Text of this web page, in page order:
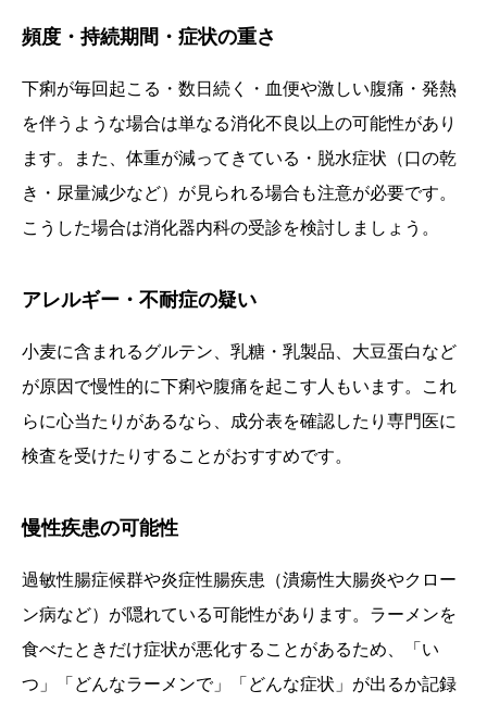
頻度・持続期間・症状の重さ
下痢が毎回起こる・数日続く・血便や激しい腹痛・発熱
を伴うような場合は単なる消化不良以上の可能性があり
ます。また、体重が減ってきている・脱水症状（口の乾
き・尿量減少など）が見られる場合も注意が必要です。
こうした場合は消化器内科の受診を検討しましょう。
アレルギー・不耐症の疑い
小麦に含まれるグルテン、乳糖・乳製品、大豆蛋白など
が原因で慢性的に下痢や腹痛を起こす人もいます。これ
らに心当たりがあるなら、成分表を確認したり専門医に
検査を受けたりすることがおすすめです。
慢性疾患の可能性
過敏性腸症候群や炎症性腸疾患（潰瘍性大腸炎やクロー
ン病など）が隠れている可能性があります。ラーメンを
食べたときだけ症状が悪化することがあるため、「い
つ」「どんなラーメンで」「どんな症状」が出るか記録